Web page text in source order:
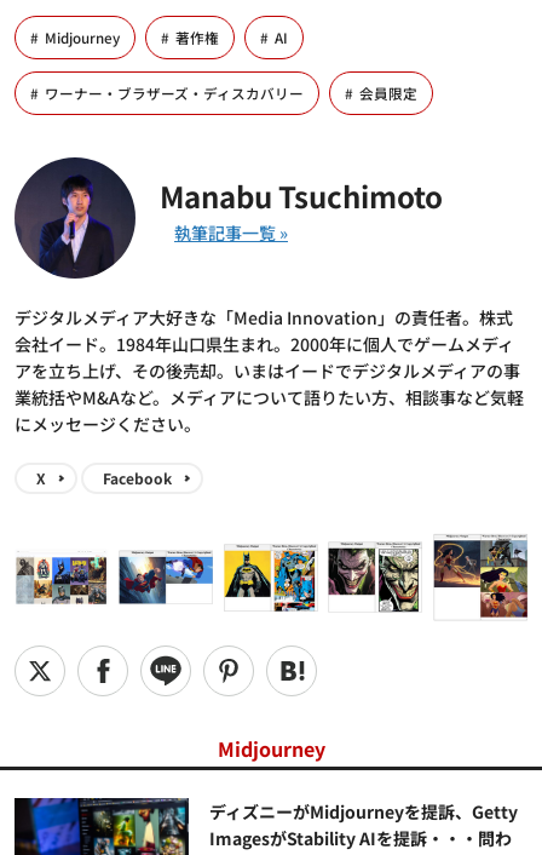
Midjourney 著作権 AI
ワーナー・ブラザーズ・ディスカバリー 会員限定
Manabu Tsuchimoto
デジタルメディア大好きな「Media Innovation」の責任者。株式
会社イード。1984年山口県生まれ。2000年に個人でゲームメディ
アを立ち上げ、その後売却。いまはイードでデジタルメディアの事
業統括やM&Aなど。メディアについて語りたい方、相談事など気軽
にメッセージください。
X Facebook
Midjourney
ディズニーがMidjourneyを提訴、Getty
ImagesがStability AIを提訴・・・問わ